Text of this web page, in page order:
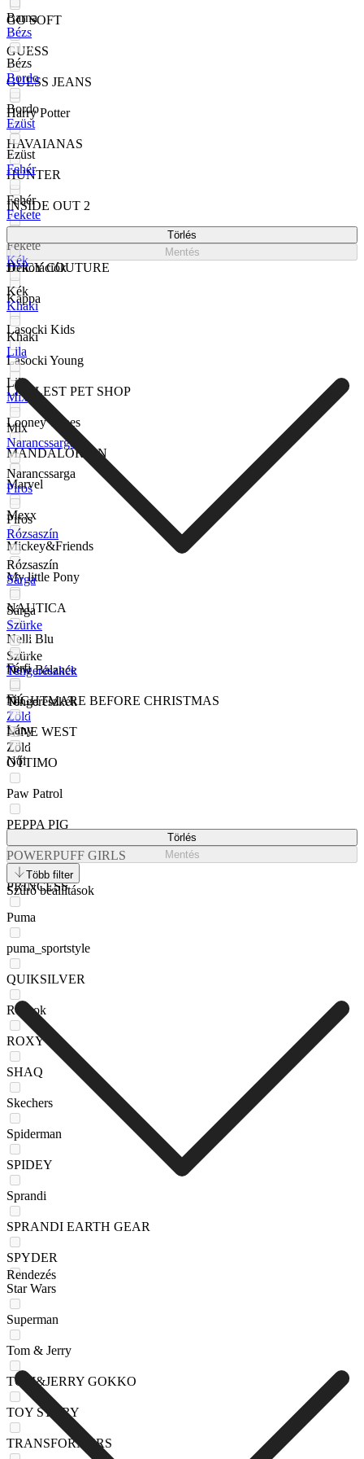
GO SOFT
GUESS
GUESS JEANS
Harry Potter
HAVAIANAS
HUNTER
INSIDE OUT 2
JUICY COUTURE
Kappa
Lasocki Kids
Lasocki Young
LITTLEST PET SHOP
Looney Tunes
MANDALORIAN
Marvel
Mexx
Mickey&Friends
My little Pony
NAUTICA
Nelli Blu
New Balance
NIGHTMARE BEFORE CHRISTMAS
NINE WEST
OTTIMO
Paw Patrol
PEPPA PIG
POWERPUFF GIRLS
PRINCESS
Puma
puma_sportstyle
QUIKSILVER
Reebok
ROXY
SHAQ
Skechers
Spiderman
SPIDEY
Sprandi
SPRANDI EARTH GEAR
SPYDER
Star Wars
Superman
Tom & Jerry
TOM&JERRY GOKKO
TOY STORY
TRANSFORMERS
Barna
Bézs
Bézs
Bordo
Bordo
Ezüst
Ezüst
Fehér
Fehér
Fekete
Fekete
Kék
Kék
Khaki
Khaki
Lila
Lila
Mix
Mix
Narancssarga
Narancssarga
Piros
Piros
Rózsaszín
Rózsaszín
Sárga
Sárga
Szürke
Szürke
Tengerészkék
Tengerészkék
Zöld
Zöld
Törlés
Mentés
Dekorációk
Férfi
Fiú
Lány
Női
Törlés
Mentés
Több filter
Szűrő beállítások
Rendezés